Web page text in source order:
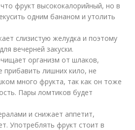
фрукт высококалорийный, но в
одним бананом и утолить
слизистую желудка и поэтому
вечерней закуски.
организм от шлаков,
прибавить лишних кило, не
много фрукта, так как он тоже
Пары ломтиков будет
и снижает аппетит,
Употреблять фрукт стоит в